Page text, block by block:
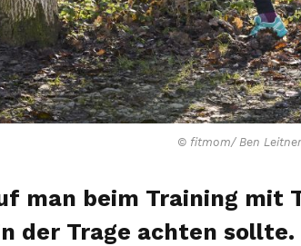
© fitmom/ Ben Leitner
man beim Training mit
der Trage achten sollte.